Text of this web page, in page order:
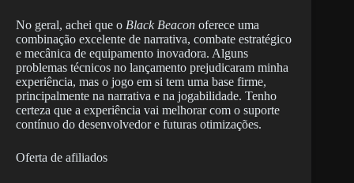
No geral, achei que o Black Beacon oferece uma
combinação excelente de narrativa, combate estratégico
e mecânica de equipamento inovadora. Alguns
problemas técnicos no lançamento prejudicaram minha
experiência, mas o jogo em si tem uma base firme,
principalmente na narrativa e na jogabilidade. Tenho
certeza que a experiência vai melhorar com o suporte
contínuo do desenvolvedor e futuras otimizações.
Oferta de afiliados